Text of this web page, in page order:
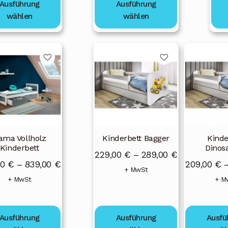
Ausführung
wählen
Ausführung
wählen
Vollholz
Kinderbett
€ – 839,00 €Preisspanne:
839,00 €
+ MwSt
Ausführung
Kinderbett Bagger
229,00 € – 289,00 €
229,00 €
+ MwSt
Ausführung
Produkt
weist
mehrere
Varianten
auf.
Optionen
auf
werden
209,00 €
+
Produkt
weist
mehrere
Varianten
auf.
Optionen
können
auf
werden